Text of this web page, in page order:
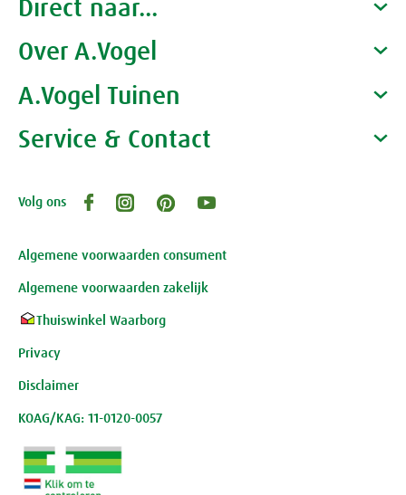
Direct naar...
Producten
Gezondheidscoaches
Over A.Vogel
Alfred Vogel
Waarom A.Vogel kiezen
A.Vogel Tuinen
Over A.Vogel tuinen
Openingstijden, route en adres
Service & Contact
Klantenservice webwinkel
Review-richtlijnen
Volg ons
Algemene voorwaarden consument
Algemene voorwaarden zakelijk
Thuiswinkel Waarborg
Privacy
Disclaimer
KOAG/KAG: 11-0120-0057